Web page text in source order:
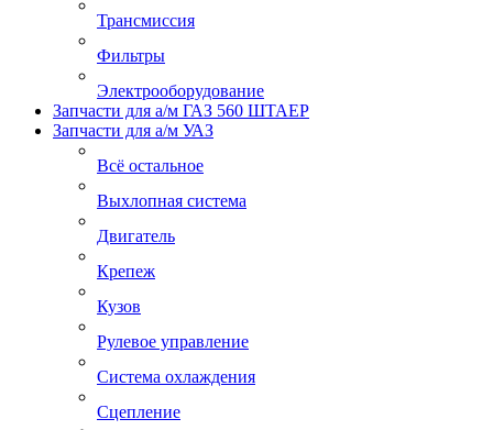
Трансмиссия
Фильтры
Электрооборудование
Запчасти для а/м ГАЗ 560 ШТАЕР
Запчасти для а/м УАЗ
Всё остальное
Выхлопная система
Двигатель
Крепеж
Кузов
Рулевое управление
Система охлаждения
Сцепление